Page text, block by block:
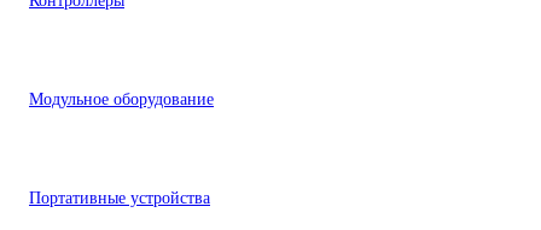
Модульное оборудование
Портативные устройства